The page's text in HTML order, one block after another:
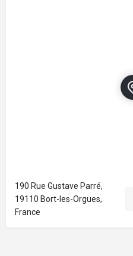
190 Rue Gustave Parré,
19110 Bort-les-Orgues,
France